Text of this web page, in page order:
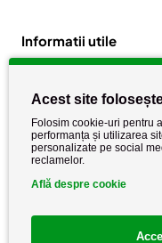
Informatii utile
Politica de cookie
Acest site
Folosim cookie-uri pentru
performanța și utilizarea
personalizate pe social
reclamelor.
Află despre cookie